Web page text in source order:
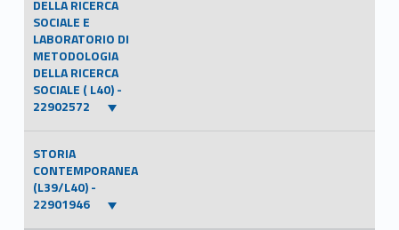
DELLA RICERCA
SOCIALE E
LABORATORIO DI
METODOLOGIA
DELLA RICERCA
SOCIALE ( L40) -
22902572
STORIA
CONTEMPORANEA
(L39/L40) -
22901946